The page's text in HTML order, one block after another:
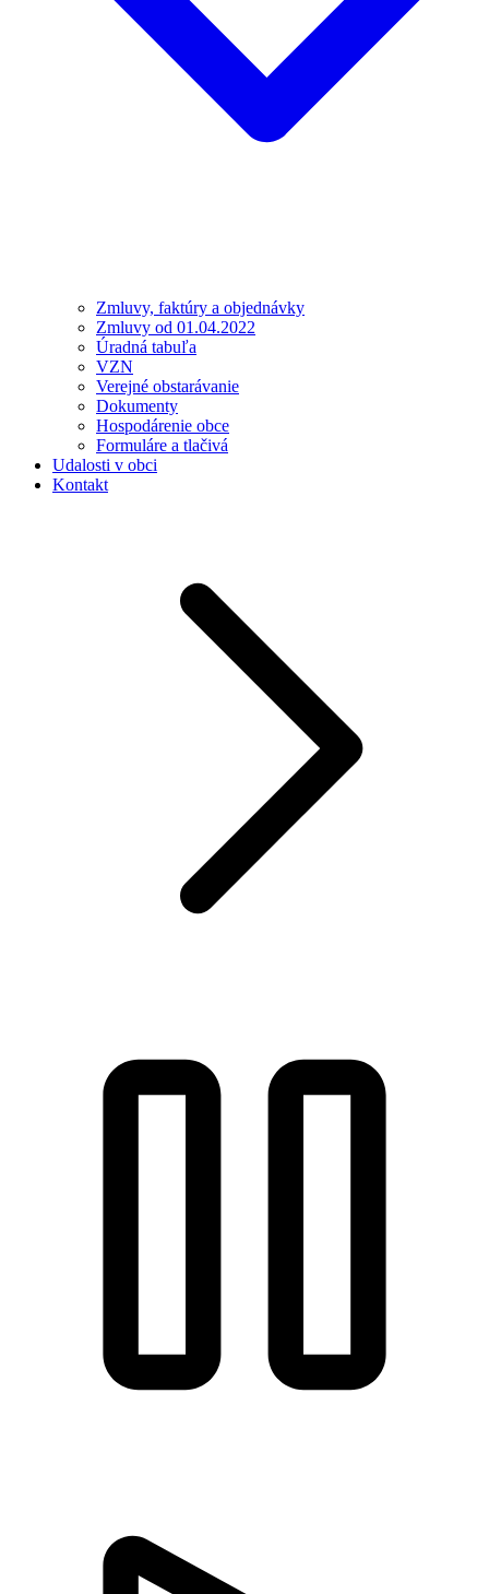
Zmluvy, faktúry a objednávky
Zmluvy od 01.04.2022
Úradná tabuľa
VZN
Verejné obstarávanie
Dokumenty
Hospodárenie obce
Formuláre a tlačivá
Udalosti v obci
Kontakt